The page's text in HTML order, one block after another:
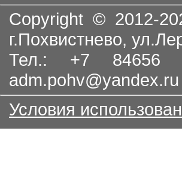
Copyright © 2012-
г.Похвистнево,
Тел.: +7
adm.pohv@yandex.ru
Условия